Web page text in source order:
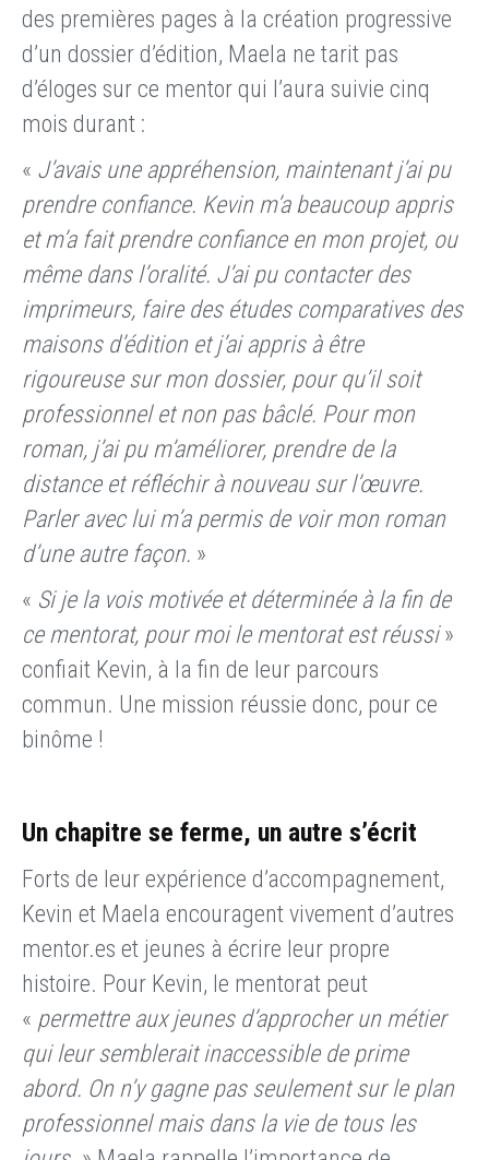
des premières pages à la création progressive
d’un dossier d’édition, Maela ne tarit pas
d’éloges sur ce mentor qui l’aura suivie cinq
mois durant :
« J’avais une appréhension, maintenant j’ai pu
prendre confiance. Kevin m’a beaucoup appris
et m’a fait prendre confiance en mon projet, ou
même dans l’oralité. J’ai pu contacter des
imprimeurs, faire des études comparatives des
maisons d’édition et j’ai appris à être
rigoureuse sur mon dossier, pour qu’il soit
professionnel et non pas bâclé. Pour mon
roman, j’ai pu m’améliorer, prendre de la
distance et réfléchir à nouveau sur l’œuvre.
Parler avec lui m’a permis de voir mon roman
d’une autre façon. »
« Si je la vois motivée et déterminée à la fin de
ce mentorat, pour moi le mentorat est réussi»
confiait Kevin, à la fin de leur parcours
commun. Une mission réussie donc, pour ce
binôme !
Un chapitre se ferme, un autre s’écrit
Forts de leur expérience d’accompagnement,
Kevin et Maela encouragent vivement d’autres
mentor.es et jeunes à écrire leur propre
histoire. Pour Kevin, le mentorat peut
« permettre aux jeunes d’approcher un métier
qui leur semblerait inaccessible de prime
abord. On n’y gagne pas seulement sur le plan
professionnel mais dans la vie de tous les